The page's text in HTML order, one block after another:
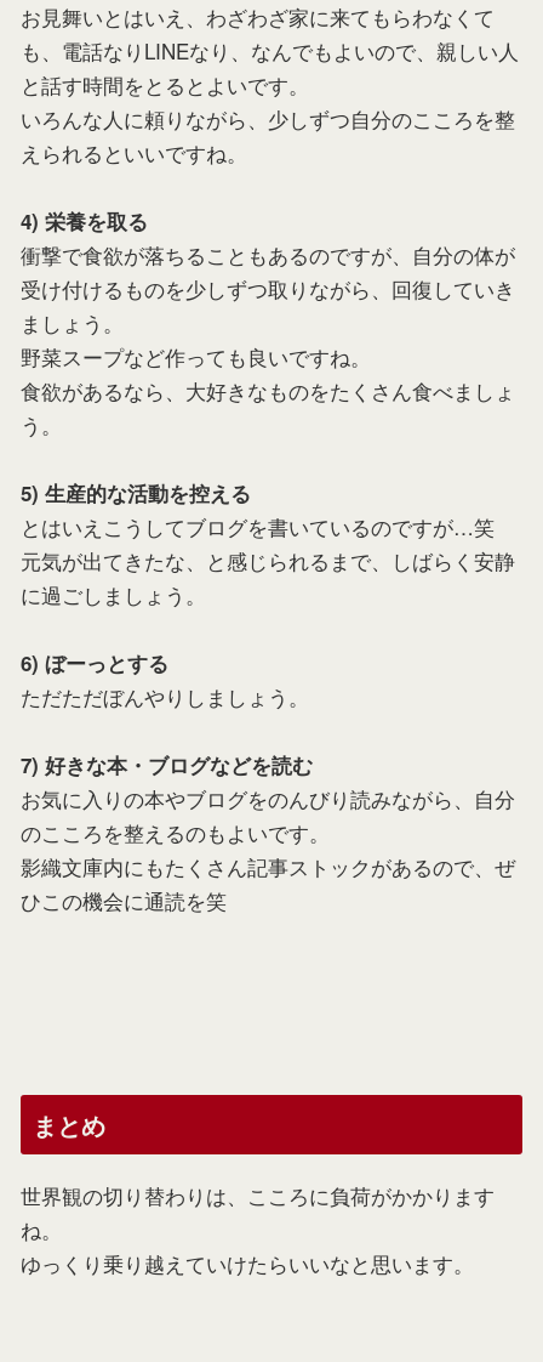
お見舞いとはいえ、わざわざ家に来てもらわなくて
も、電話なりLINEなり、なんでもよいので、親しい人
と話す時間をとるとよいです。
いろんな人に頼りながら、少しずつ自分のこころを整
えられるといいですね。
4) 栄養を取る
衝撃で食欲が落ちることもあるのですが、自分の体が
受け付けるものを少しずつ取りながら、回復していき
ましょう。
野菜スープなど作っても良いですね。
食欲があるなら、大好きなものをたくさん食べましょ
う。
5) 生産的な活動を控える
とはいえこうしてブログを書いているのですが…笑
元気が出てきたな、と感じられるまで、しばらく安静
に過ごしましょう。
6) ぼーっとする
ただただぼんやりしましょう。
7) 好きな本・ブログなどを読む
お気に入りの本やブログをのんびり読みながら、自分
のこころを整えるのもよいです。
影織文庫内にもたくさん記事ストックがあるので、ぜ
ひこの機会に通読を笑
まとめ
世界観の切り替わりは、こころに負荷がかかります
ね。
ゆっくり乗り越えていけたらいいなと思います。